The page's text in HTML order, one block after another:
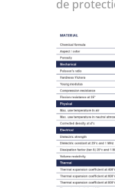
de